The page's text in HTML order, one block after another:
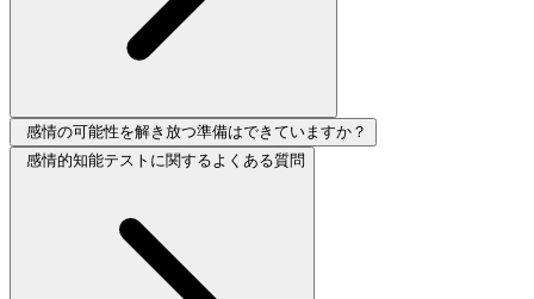
感情の可能性を解き放つ準備はできていますか？
感情的知能テストに関するよくある質問